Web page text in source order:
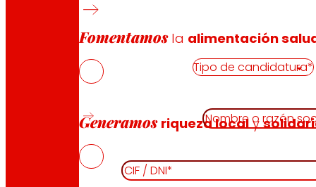
Fomentamosla alimentación
Generamos riqueza localy
Datos de la entidad o persona
Tipo de candidatura (obligatorio)
Nombre o razón social (obligatorio)
CIF / DNI (obligatorio)